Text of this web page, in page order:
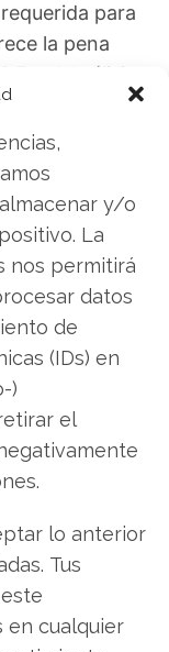
y/o
La
nos permitirá
datos
de
(IDs) en
)
el
lo anterior
Tus
en cualquier
para
la pena
el Análisis
¡Lee más aquí!